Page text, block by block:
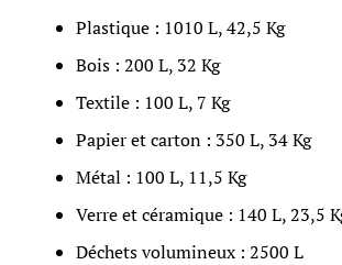
Plastique : 1010 L, 42,5 Kg
Bois : 200 L, 32 Kg
Textile : 100 L, 7 Kg
Papier et carton : 350 L, 34 Kg
Métal : 100 L, 11,5 Kg
Verre et céramique : 140 L, 23,5
Déchets volumineux : 2500 L